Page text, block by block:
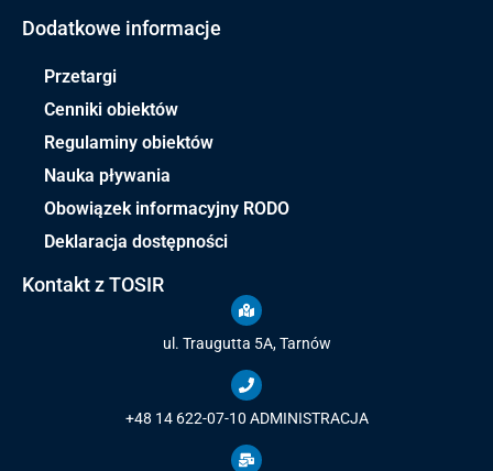
Dodatkowe informacje
Przetargi
Cenniki obiektów
Regulaminy obiektów
Nauka pływania
Obowiązek informacyjny RODO
Deklaracja dostępności
Kontakt z TOSIR
ul. Traugutta 5A, Tarnów
+48 14 622-07-10 ADMINISTRACJA